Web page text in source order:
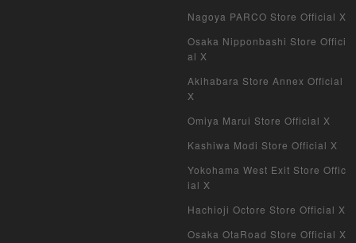
Nagoya PARCO Store Official X
Osaka Nipponbashi Store Offici
al X
Akihabara Store Annex Official
X
Omiya Marui Store Official X
Kashiwa Modi Store Official X
Yokohama West Exit Store Offic
ial X
Hachioji Octore Store Official X
Osaka OtaRoad Store Official X